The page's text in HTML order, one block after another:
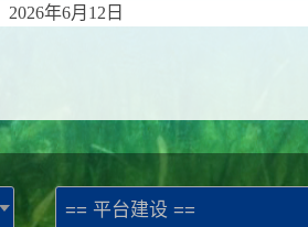
2026年6月 12 日
== 平台建设 ==